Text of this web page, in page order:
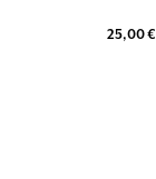
25,00 €